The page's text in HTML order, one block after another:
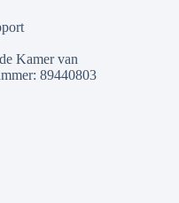
Kamer van
89440803